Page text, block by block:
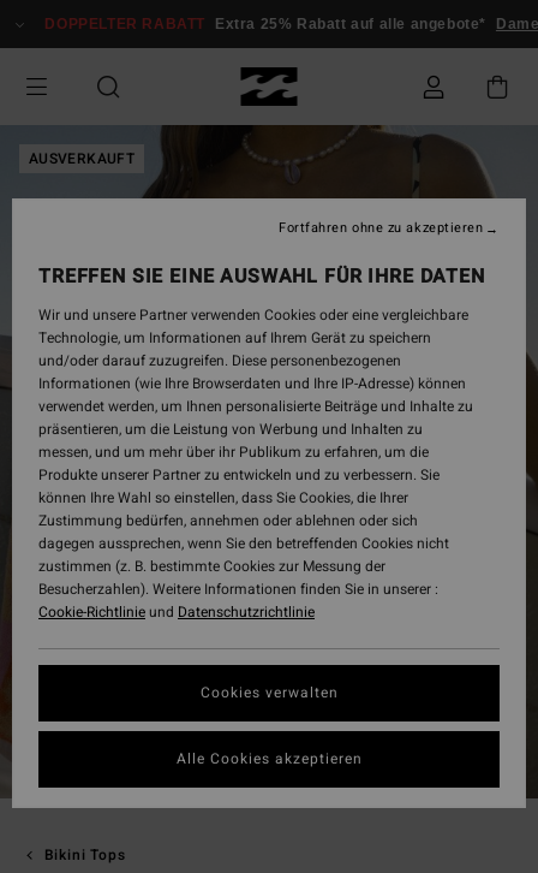
zur
springen
DOPPELTER RABATT Extra 25% Rabatt auf alle angebote* Damen
AUSVERKAUFT
Bikini Tops
TREFFEN SIE EINE AUSWAHL FÜR IHRE DATEN
Wir und unsere Partner verwenden Cookies oder eine vergleichbare
Technologie, um Informationen auf Ihrem Gerät zu speichern
und/oder darauf zuzugreifen. Diese personenbezogenen
Informationen (wie Ihre Browserdaten und Ihre IP-Adresse) können
verwendet werden, um Ihnen personalisierte Beiträge und Inhalte zu
präsentieren, um die Leistung von Werbung und Inhalten zu
messen, und um mehr über ihr Publikum zu erfahren, um die
Produkte unserer Partner zu entwickeln und zu verbessern. Sie
können Ihre Wahl so einstellen, dass Sie Cookies, die Ihrer
Zustimmung bedürfen, annehmen oder ablehnen oder sich
dagegen aussprechen, wenn Sie den betreffenden Cookies nicht
zustimmen (z. B. bestimmte Cookies zur Messung der
Besucherzahlen). Weitere Informationen finden Sie in unserer :
Cookie-Richtlinieund Datenschutzrichtlinie
Cookies verwalten
Fortfahren ohne zu akzeptieren
Alle Cookies akzeptieren